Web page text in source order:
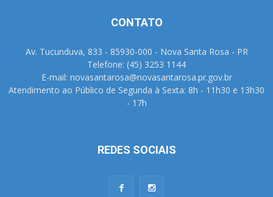
CONTATO
Av. Tucunduva, 833 - 85930-000 - Nova Santa Rosa - PR
Telefone: (45) 3253 1144
E-mail: novasantarosa@novasantarosa.pr.gov.br
Atendimento ao Público de Segunda à Sexta: 8h - 11h30 e 13h30
- 17h
REDES SOCIAIS